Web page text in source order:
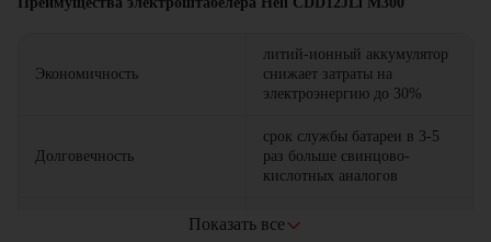
Экономичность
литий-ионный аккумулятор
снижает затраты на
электроэнергию до 30%
Долговечность
срок службы батареи в 3-5
раз больше свинцово-
кислотных аналогов
возможность подзарядки в
Показать все